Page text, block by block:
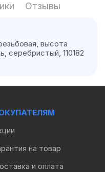
Отзывы
высота
серебристый, 110182
на товар
и оплата